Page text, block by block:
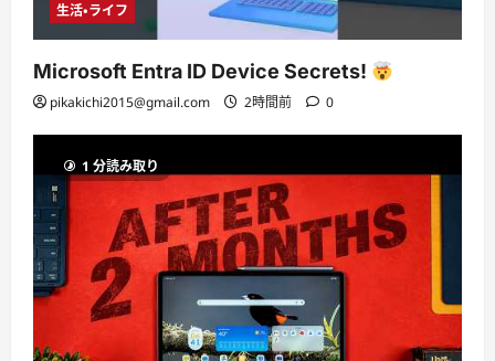
生活・ライフ
Microsoft Entra ID Device Secrets!
pikakichi2015@gmail.com 2時間前 0
1 分読み取り